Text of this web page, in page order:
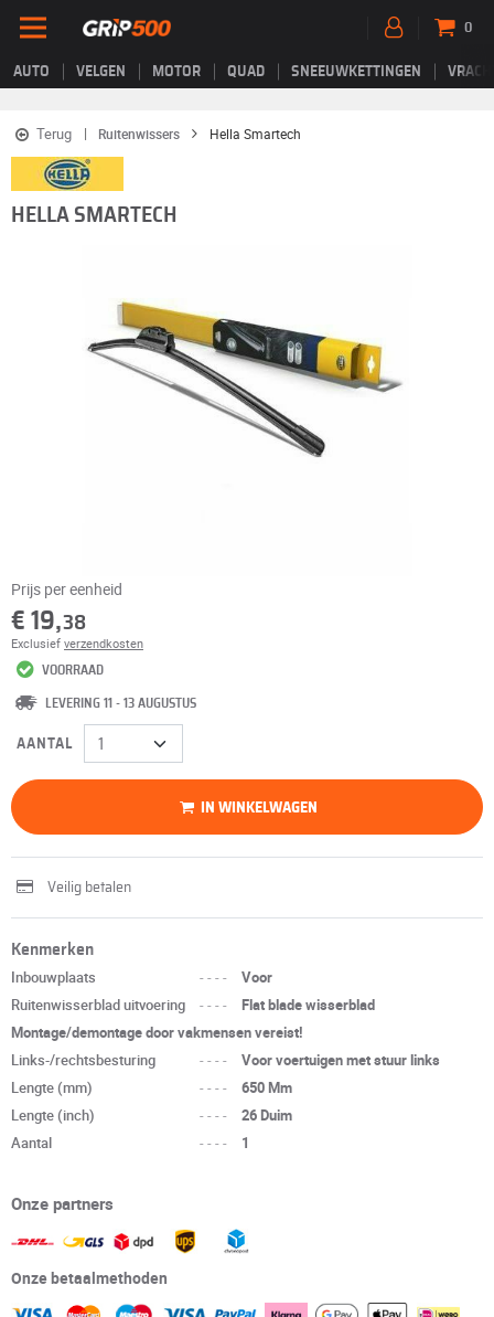
AUTO VELGEN MOTOR QUAD SNEEUWKETTINGEN
0
Terug Ruitenwissers Hella Smartech
HELLA SMARTECH
Prijs per eenheid
€ 19,38
Exclusief verzendkosten
VOORRAAD
LEVERING 11 - 13 AUGUSTUS
AANTAL
IN WINKELWAGEN
Veilig betalen
Kenmerken
Inbouwplaats ----
Voor
Ruitenwisserblad uitvoering
----
Flat blade wisserblad
Montage/demontage door vakmensen vereist!
Links-/rechtsbesturing
----
Voor voertuigen met stuur links
Lengte (mm)
----
650 Mm
Lengte (inch)
----
26 Duim
Aantal
---- 1
Onze partners
Onze betaalmethoden